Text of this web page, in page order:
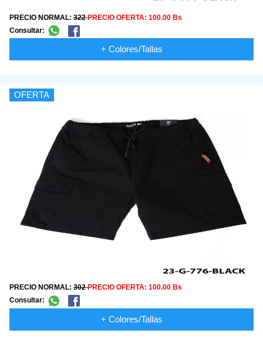
PRECIO NORMAL: 322PRECIO OFERTA: 100.00 Bs
Consultar:
+ Colores/Tallas
OFERTA
PRECIO NORMAL: 302PRECIO OFERTA: 100.00 Bs
Consultar:
+ Colores/Tallas